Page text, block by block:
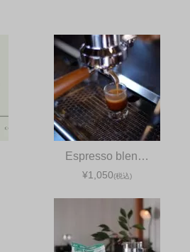
Espresso blen…
¥1,050(税込)